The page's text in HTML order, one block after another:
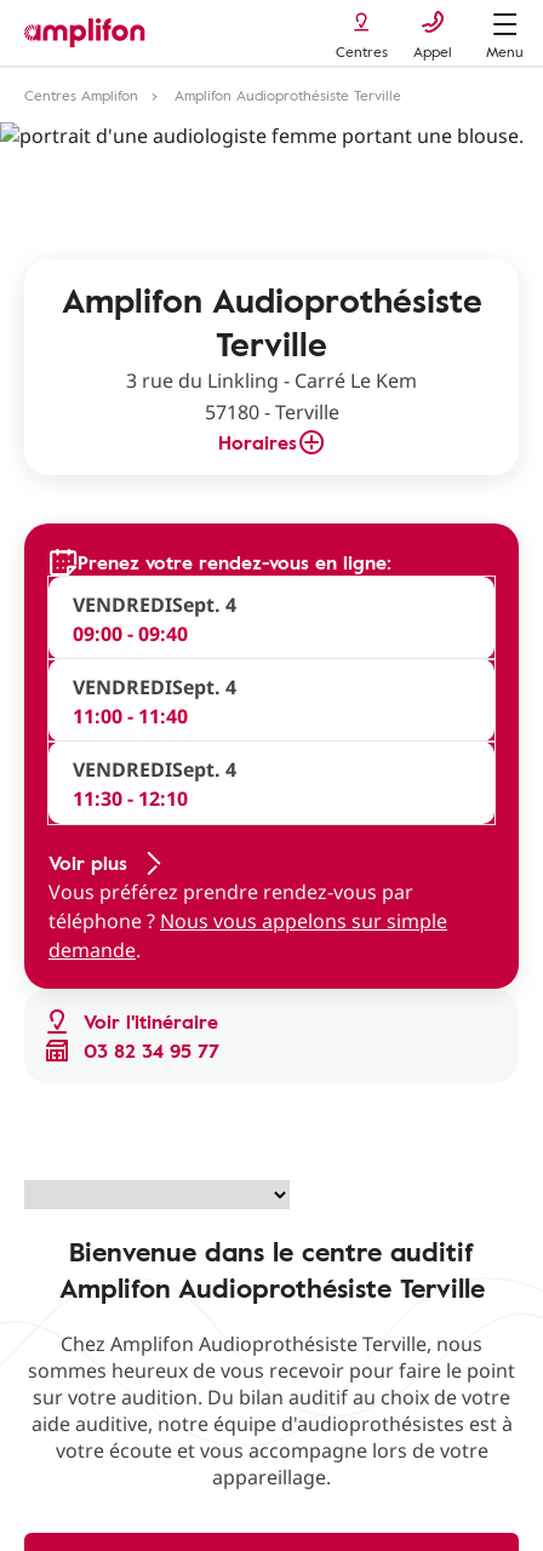
Centres Appel
Menu
Centres Amplifon
Amplifon Audioprothésiste Terville
Amplifon Audioprothésiste
Terville
3 rue du Linkling - Carré Le Kem
57180 - Terville
Horaires
Voir l'itinéraire
03 82 34 95 77
Prenez votre rendez-vous en ligne:
VENDREDISept. 4
09:00 - 09:40
VENDREDISept. 4
11:00 - 11:40
VENDREDISept. 4
11:30 - 12:10
Voir plus
Vous préférez prendre rendez-vous par
téléphone ? Nous vous appelons sur simple
demande.
Bienvenue dans le centre auditif
Amplifon Audioprothésiste Terville
Chez Amplifon Audioprothésiste Terville, nous
sommes heureux de vous recevoir pour faire le point
sur votre audition. Du bilan auditif au choix de votre
aide auditive, notre équipe d'audioprothésistes est à
votre écoute et vous accompagne lors de votre
appareillage.